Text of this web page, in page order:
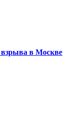
взрыва в Москве